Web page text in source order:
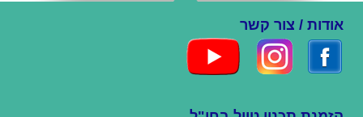
אודות / צור קשר